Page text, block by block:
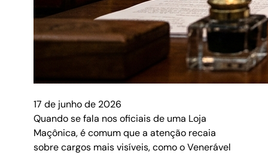
17 de junho de 2026
Quando se fala nos oficiais de uma Loja
Maçônica, é comum que a atenção recaia
sobre cargos mais visíveis, como o Venerável